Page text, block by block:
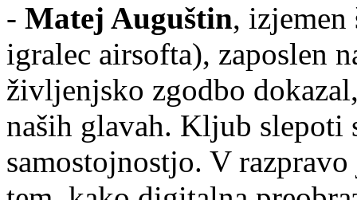
- Matej Auguštin,
igralec airsofta), zaposlen
življenjsko zgodbo
naših glavah. Kljub slepoti
samostojnostjo. V